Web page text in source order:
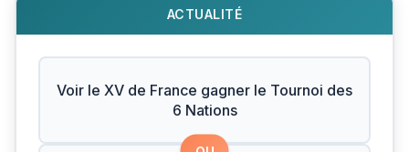
ACTUALITÉ
Voir le XV de France gagner le Tournoi des
6 Nations